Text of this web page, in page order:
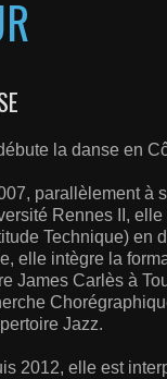
la danse en
parallèlement à
Rennes II,
Technique) en
elle intègre la
James Carlès à
Jazz.
2012, elle est